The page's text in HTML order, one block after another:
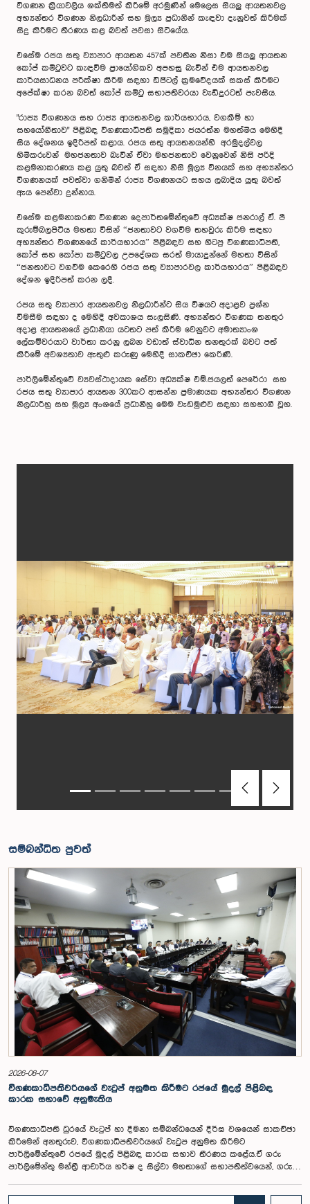
විගණන ක්‍රියාවලිය ශක්තිමත් කිරීමේ අරමුණින් මෙලෙස සියලු ආයතනවල
අභ්‍යන්තර විගණන නිලධාරීන් සහ මූල්‍ය ප්‍රධානීන් කැඳවා දැනුවත් කිරීමක්
සිදු කිරීමට තීරණය කළ බවත් පවසා සිටියේය.
එසේම රජය සතු ව්‍යාපාර ආයතන 457ක් පවතින නිසා එම සියලු ආයතන
කෝප් කමිටුවට කැඳවීම ප්‍රායෝගිකව අපහසු බැවින් එම ආයතනවල
කාර්යසාධනය පරීක්ෂා කිරීම සඳහා ඩිජිටල් ක්‍රමවේදයක් සකස් කිරීමට
අපේක්ෂා කරන බවත් කෝප් කමිටු සභාපතිවරයා වැඩිදුරටත් පැවසීය.
"රාජ්‍ය විගණනය සහ රාජ්‍ය ආයතනවල කාර්යභාරය, වගකීම් හා
සහයෝගීතාව" පිළිබඳ විගණකාධිපති සමුදිකා ජයරත්න මහත්මිය මෙහිදී
සිය දේශනය ඉදිරිපත් කළාය. රජය සතු ආයතනයන්හි අරමුදල්වල
හිමිකරුවන් මහජනතාව බැවින් ඒවා මහජනතාව වෙනුවෙන් නිසි පරිදි
කළමනාකරණය කළ යුතු බවත් ඒ සඳහා නිසි මූල්‍ය විනයක් සහ අභ්‍යන්තර
විගණනයක් පවත්වා ගනිමින් රාජ්‍ය විගණනයට සහය ලබාදිය යුතු බවත්
ඇය පෙන්වා දුන්නාය.
එසේම කළමනාකරණ විගණන දෙපාර්තමේන්තුවේ අධ්‍යක්ෂ ජනරාල් ඒ. පී
කුරුම්බලපිටිය මහතා විසින් “ජනතාවට වගවීම තහවුරු කිරීම සඳහා
අභ්‍යන්තර විගණනයේ කාර්යභාරය” පිළිබඳව සහ හිටපු විගණකාධිපති,
කෝප් සහ කෝපා කමිටුවල උපදේශක සරත් මායාදුන්නේ මහතා විසින්
“ජනතාවට වගවීම කෙරෙහි රජය සතු ව්‍යාපාරවල කාර්යභාරය” පිළිබඳව
දේශන ඉදිරිපත් කරන ලදී.
රජය සතු ව්‍යාපාර ආයතනවල නිලධාරීන්ට සිය විෂයට අදාළව ප්‍රශ්න
විමසීම සඳහා ද මෙහිදී අවකාශය සැලසිණි. අභ්‍යන්තර විගණක තනතුර
අදාළ ආයතනයේ ප්‍රධානියා යටතට පත් කිරීම වෙනුවට අමාත්‍යාංශ
ලේකම්වරයාට වාර්තා කරනු ලබන වඩාත් ස්වාධීන තනතුරක් බවට පත්
කිරීමේ අවශ්‍යතාව ඇතුළු කරුණු මෙහිදී සාකච්ඡා කෙරිණි.
පාර්ලිමේන්තුවේ ව්‍යවස්ථාදායක සේවා අධ්‍යක්ෂ එම්.ජයලත් පෙරේරා සහ
රජය සතු ව්‍යාපාර ආයතන 300කට ආසන්න ප්‍රමාණයක අභ්‍යන්තර විගණන
නිලධාරීහු සහ මූල්‍ය අංශයේ ප්‍රධානීහු මෙම වැඩමුළුව සඳහා සහභාගී වූහ.
PreviousNext
සම්බන්ධිත පුවත්
2026-08-07
විගණකාධිපතිවරියගේ වැටුප් අනුමත කිරීමට රජයේ මුදල් පිළිබඳ
කාරක සභාවේ අනුමැතිය
විගණකාධිපති ධුරයේ වැටුප් හා දීමනා සම්බන්ධයෙන් දීර්ඝ වශයෙන් සාකච්ඡා
කිරීමෙන් අනතුරුව, විගණකාධිපතිවරියගේ වැටුප අනුමත කිරීමට
පාර්ලිමේන්තුවේ රජයේ මුදල් පිළිබඳ කාරක සභාව තීරණය කළේය.ඒ ගරු
පාර්ලිමේන්තු මන්ත්‍රී ආචාර්ය හර්ෂ ද සිල්වා මහතාගේ සභාපතිත්වයෙන්, ගරු